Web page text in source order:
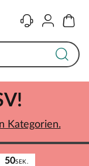
KontaktKonto
50SEK.
Kategorien.